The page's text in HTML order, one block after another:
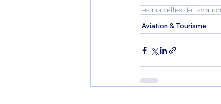
les nouvelles de l'aviation
Aviation & Tourisme